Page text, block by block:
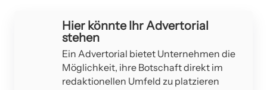
Hier könnte Ihr Advertorial
stehen
Ein Advertorial bietet Unternehmen die
Möglichkeit, ihre Botschaft direkt im
redaktionellen Umfeld zu platzieren